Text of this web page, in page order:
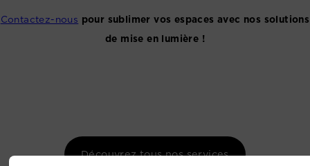
Contactez-nous pour sublimer vos espaces avec nos solutions
de mise en lumière !
Découvrez tous nos services